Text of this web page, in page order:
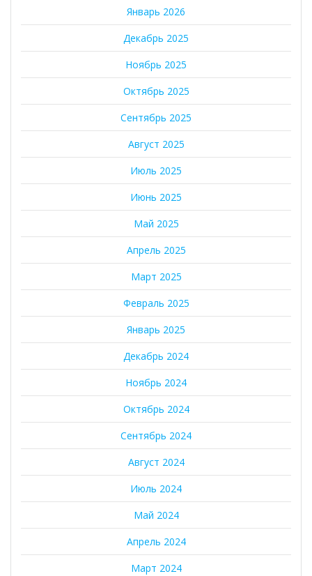
Январь 2026
Декабрь 2025
Ноябрь 2025
Октябрь 2025
Сентябрь 2025
Август 2025
Июль 2025
Июнь 2025
Май 2025
Апрель 2025
Март 2025
Февраль 2025
Январь 2025
Декабрь 2024
Ноябрь 2024
Октябрь 2024
Сентябрь 2024
Август 2024
Июль 2024
Май 2024
Апрель 2024
Март 2024